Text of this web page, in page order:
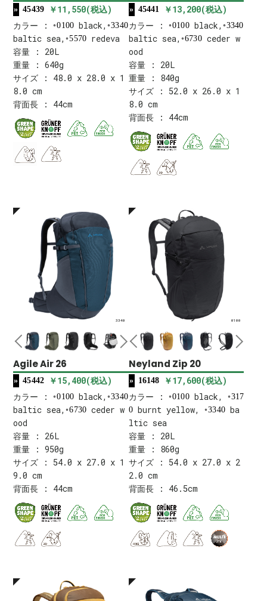
45439
￥11,550(税込)
カラー : 0100 black, 3340
baltic sea, 5570 redeva
容量 : 20L
重量 : 640g
サイズ : 48.0 x 28.0 x 1
8.0 cm
背面長 : 44cm
45441
￥13,200(税込)
カラー :
0100black, 3340
baltic sea, 6730ceder w
ood
容量 : 20L
重量 : 840g
サイズ : 52.0 x 26.0 x 1
8.0 cm
背面長 : 44cm
3340
Agile Air 26
45442
￥15,400(税込)
カラー : 0100 black, 3340
baltic sea, 6730 ceder w
ood
容量 : 26L
重量 : 950g
サイズ : 54.0 x 27.0 x 1
9.0 cm
背面長 : 44cm
0100
Neyland Zip 20
16148
￥17,600(税込)
カラー :
0100black,
317
0 burnt yellow, 3340ba
ltic sea
容量 : 20L
重量 : 860g
サイズ : 54.0 x 27.0 x 2
2.0 cm
背面長 : 46.5cm